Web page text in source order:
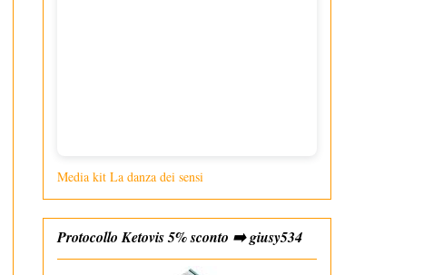
Media kit La danza dei sensi
Protocollo Ketovis 5% sconto ➡️ giusy534